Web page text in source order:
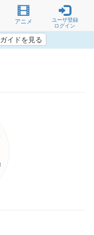
アニメ
ユーザ登録
ログイン
ガイドを見る